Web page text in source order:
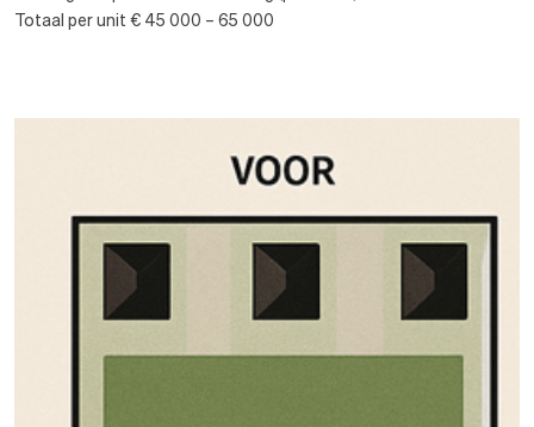
Totaal per unit € 45 000 – 65 000